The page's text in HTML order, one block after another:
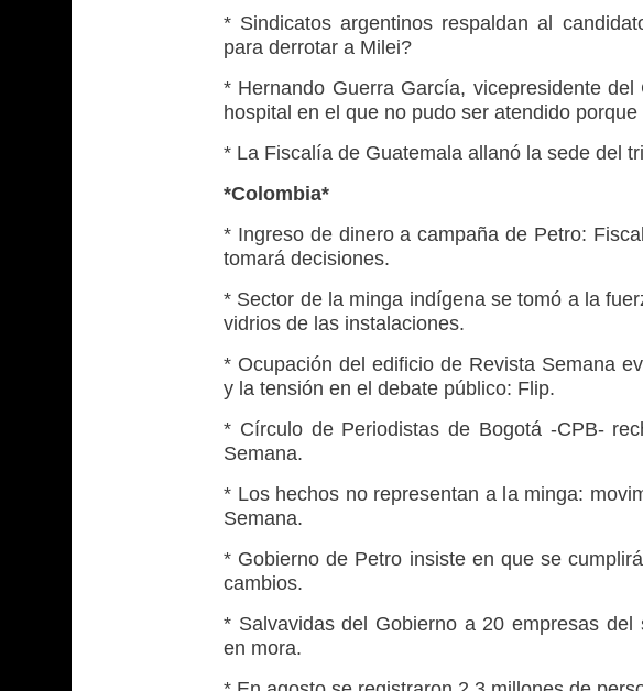
* Sindicatos argentinos respaldan al
para derrotar a Milei?
* Hernando Guerra García, vicepresidente
hospital en el que no pudo ser atendido
* La Fiscalía de Guatemala allanó la sede del
*Colombia*
* Ingreso de dinero a campaña de Petro:
tomará decisiones.
* Sector de la minga indígena se tomó a la
vidrios de las instalaciones.
* Ocupación del edificio de Revista Semana
y la tensión en el debate público: Flip.
* Círculo de Periodistas de Bogotá -CPB-
Semana.
* Los hechos no representan a la minga:
Semana.
* Gobierno de Petro insiste en que se
cambios.
* Salvavidas del Gobierno a 20 empresas
en mora.